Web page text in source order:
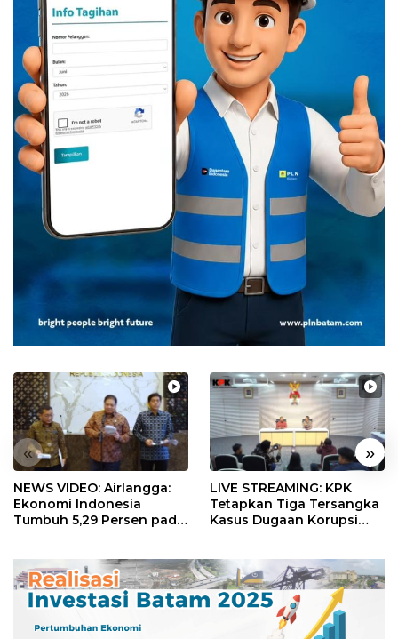
« »
NEWS VIDEO: Airlangga:
Ekonomi Indonesia
Tumbuh 5,29 Persen pada
LIVE STREAMING: KPK
Tetapkan Tiga Tersangka
Kasus Dugaan Korupsi